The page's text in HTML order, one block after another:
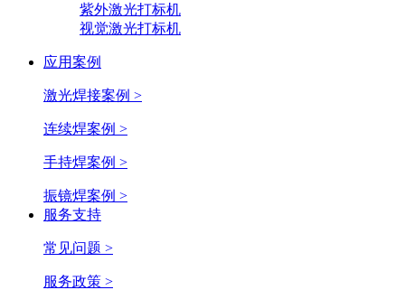
紫外激光打标机
视觉激光打标机
应用案例
激光焊接案例 >
连续焊案例 >
手持焊案例 >
振镜焊案例 >
服务支持
常见问题 >
服务政策 >